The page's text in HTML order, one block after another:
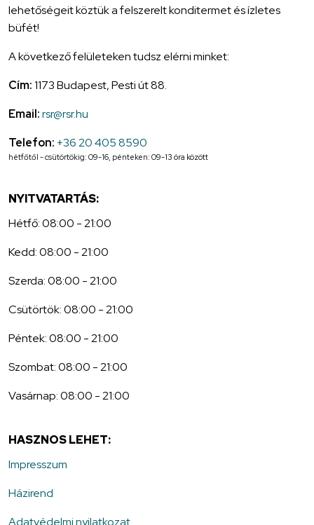
lehetőségeit köztük a felszerelt konditermet és ízletes
büfét!
A következő felületeken tudsz elérni minket:
Cím:1173 Budapest, Pesti út 88.
Email:rsr@rsr.hu
Telefon: +36 20 405 8590
hétfőtől - csütörtökig: 09-16, pénteken: 09-13 óra között
NYITVATARTÁS:
Hétfő: 08:00 - 21:00
Kedd: 08:00 - 21:00
Szerda: 08:00 - 21:00
Csütörtök: 08:00 - 21:00
Péntek: 08:00 - 21:00
Szombat: 08:00 - 21:00
Vasárnap: 08:00 - 21:00
HASZNOS LEHET:
Impresszum
Házirend
Adatvédelmi nyilatkozat